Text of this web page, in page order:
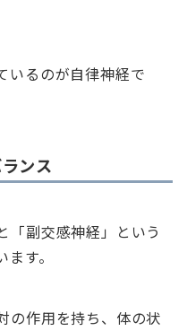
いるのが自律神経で
ンス
「副交感神経」という
す。
の作用を持ち、体の状